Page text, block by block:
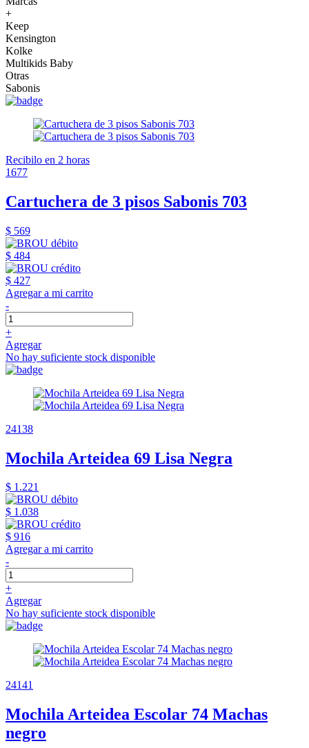
+
Keep
Kensington
Kolke
Multikids Baby
Otras
Sabonis
Recibilo en 2 horas
1677
Cartuchera de 3 pisos Sabonis 703
$ 569
$ 484
$ 427
Agregar a mi carrito
-
+
Agregar
No hay suficiente stock disponible
24138
Mochila Arteidea 69 Lisa Negra
$ 1.221
$ 1.038
$ 916
Agregar a mi carrito
-
+
Agregar
No hay suficiente stock disponible
24141
Mochila Arteidea Escolar 74 Machas
negro